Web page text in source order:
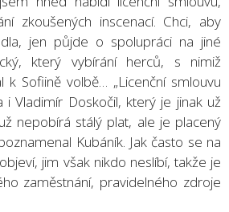
zkoušených inscenací. Chci, aby
jen půjde o spolupráci na jiné
který vybírání herců, s nimiž
k Sofiině volbě… „Licenční smlouvu
Vladimír Doskočil, který je jinak už
nepobírá stálý plat, ale je placený
Kubáník. Jak často se na
jim však nikdo neslíbí, takže je
zaměstnání, pravidelného zdroje